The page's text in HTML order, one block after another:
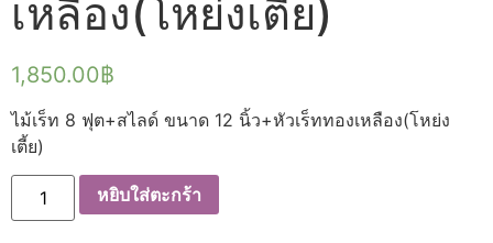
เหลือง(โหย่งเตี้ย)
1,850.00฿
ไม้เร็ท 8 ฟุต+สไลด์ ขนาด 12 นิ้ว+หัวเร็ททองเหลือง(โหย่ง
เตี้ย)
จำนวน
เร็ท
หยิบใส่ตะกร้า